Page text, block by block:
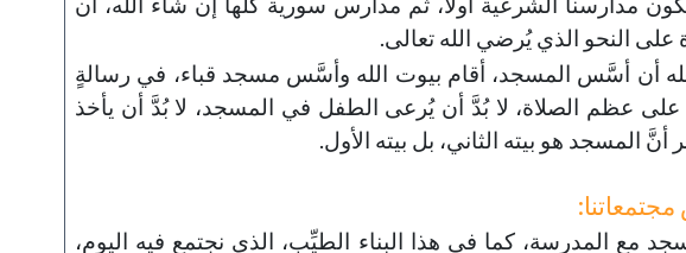
على النحو الذي يُرضي الله تعالى.
أن أسَّس المسجد، أقام بيوت الله وأسَّس مسجد قباء، في رسالةٍ
عظم الصلاة، لا بُدَّ أن يُرعى الطفل في المسجد، لا بُدَّ أن يأخذ
المسجد هو بيته الثاني، بل بيته الأول.
مع المدرسة، كما في هذا البناء الطيِّب، الذي نجتمع فيه اليوم،